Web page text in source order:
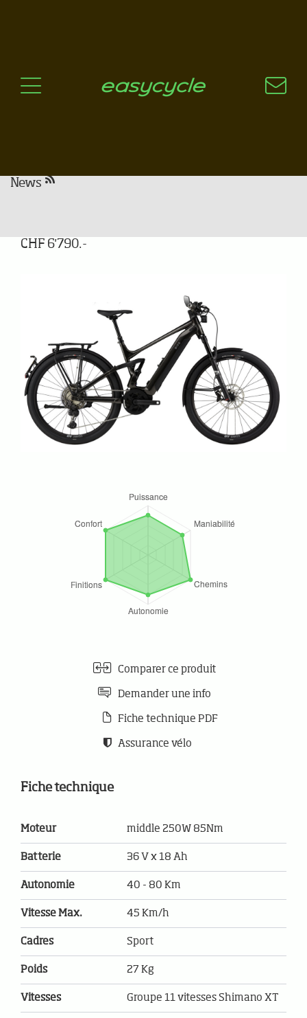
Nos critères de sélection
News
CHF 6'790.-
Comparer ce produit
Demander une info
Fiche technique PDF
Assurance vélo
Fiche technique
Moteur middle 250W 85Nm
Batterie 36 V x 18 Ah
Autonomie 40 - 80 Km
Vitesse Max. 45 Km/h
Cadres Sport
Poids 27 Kg
Vitesses Groupe 11 vitesses Shimano XT